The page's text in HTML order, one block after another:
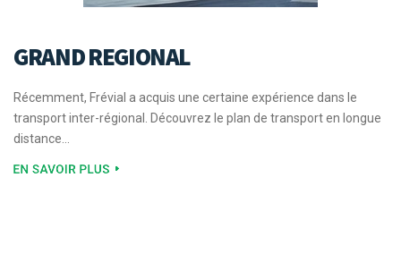
GRAND REGIONAL
Récemment, Frévial a acquis une certaine expérience dans le
transport inter-régional. Découvrez le plan de transport en longue
distance...